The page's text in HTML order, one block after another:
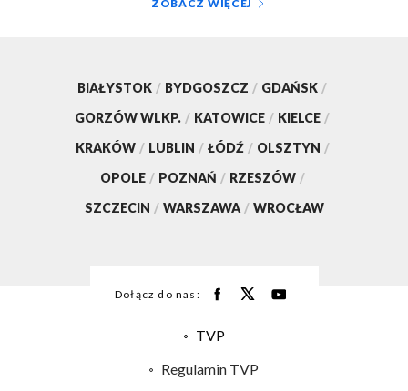
ZOBACZ WIĘCEJ
BIAŁYSTOK / BYDGOSZCZ / GDAŃSK /
GORZÓW WLKP. / KATOWICE / KIELCE /
KRAKÓW / LUBLIN / ŁÓDŹ / OLSZTYN /
OPOLE / POZNAŃ / RZESZÓW /
SZCZECIN / WARSZAWA / WROCŁAW
Dołącz do nas:
TVP
Regulamin TVP